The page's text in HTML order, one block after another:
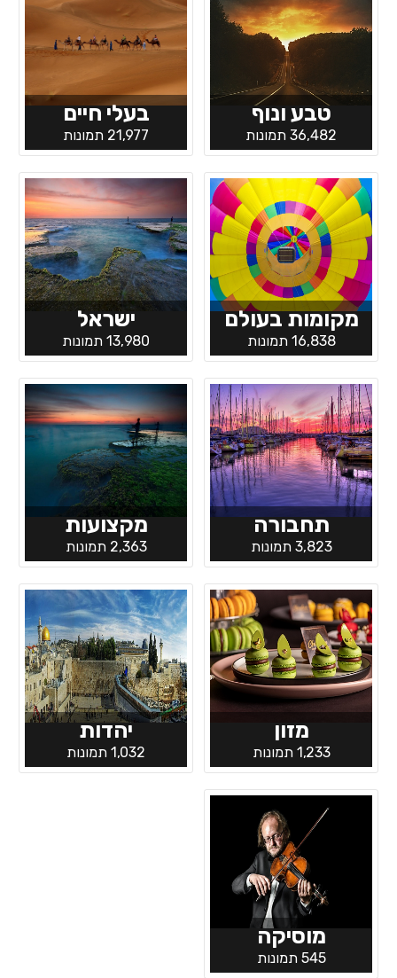
טבע ונוף
36,482 תמונות
בעלי חיים
21,977 תמונות
מקומות בעולם
16,838 תמונות
ישראל
13,980 תמונות
תחבורה
3,823 תמונות
מקצועות
2,363 תמונות
מזון
1,233 תמונות
יהדות
1,032 תמונות
מוסיקה
545 תמונות